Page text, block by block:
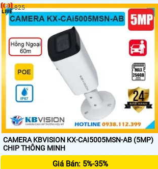
hiện chính xác xe và người. Với chuẩn IP67, IK10,
chống sét 5000V và hỗ trợ PoE, camera bền bỉ
hợp cho nhiều môi trường giám sát.
CAMERA KBVISION KX-CAI5005MSN-AB (5MP)
CHIP THÔNG MINH
Giá Bán: 5%-35%
825